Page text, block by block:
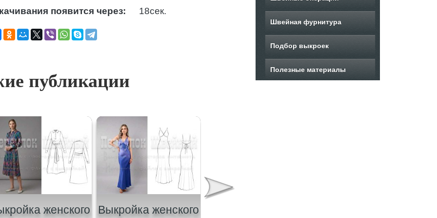
появится через: 17сек.
публикации
женского
Выкройка женского
Швейная фурнитура
Подбор выкроек
Полезные материалы